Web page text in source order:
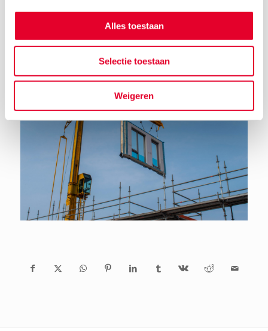
Alles toestaan
Selectie toestaan
Weigeren